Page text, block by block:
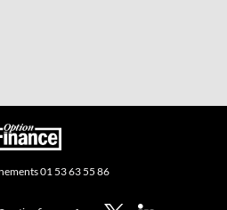
01 53 63 55 86